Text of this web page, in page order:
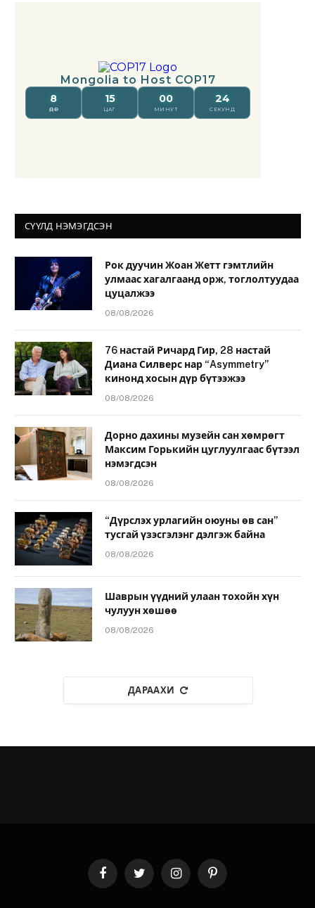
СҮҮЛД НЭМЭГДСЭН
Рок дуучин Жоан Жетт гэмтлийн
улмаас хагалгаанд орж, тоглолтуудаа
цуцалжээ
08/08/2026
76 настай Ричард Гир, 28 настай
Диана Силверс нар “Asymmetry”
кинонд хосын дүр бүтээжээ
08/08/2026
Дорно дахины музейн сан хөмрөгт
Максим Горькийн цуглуулгаас бүтээл
нэмэгдсэн
08/08/2026
“Дүрслэх урлагийн оюуны өв сан”
тусгай үзэсгэлэнг дэлгэж байна
08/08/2026
Шаврын үүдний улаан тохойн хүн
чулуун хөшөө
08/08/2026
ДАРААХИ
FacebookTwitter InstagramPinterest